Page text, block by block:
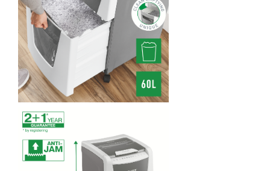
Lanterne, lampi si accesorii
Pentru masini, biciclete si prim
ajutor
Noutati si inovatii
Pachete Cadou Premium
Promotii si reduceri
LICHIDARE DE STOC